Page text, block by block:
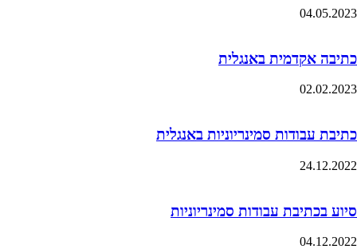
04.05.2023
כתיבה אקדמית באנגלית
02.02.2023
כתיבת עבודות סמינריוניות באנגלית
24.12.2022
סיוע בכתיבת עבודות סמינריוניות
04.12.2022